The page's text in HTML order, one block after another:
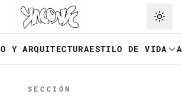
principal
Y ARQUITECTURAESTILO DE VIDA
SECCIÓN